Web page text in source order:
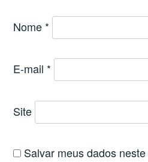
Nome *
E-mail *
Site
Salvar meus dados